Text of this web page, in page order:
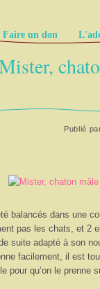
Faire un don
Publié
balancés dans une
pas les chats, et 2
suite adapté à son
facilement, il est
pour qu’on le prenne